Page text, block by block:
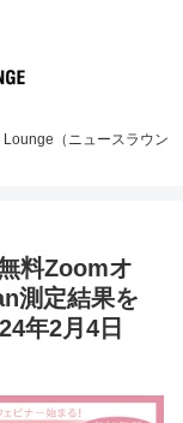
（ニュースラウン
料Zoomオ
測定結果を
年2月4日